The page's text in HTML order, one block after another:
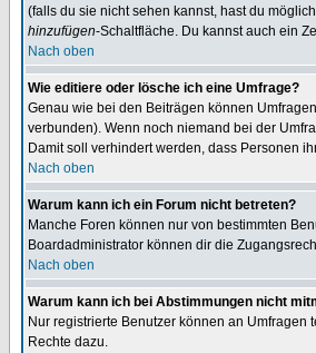
(falls du sie nicht sehen kannst, hast du
hinzufügen-Schaltfläche. Du kannst auch ein
Nach oben
Wie editiere oder lösche ich eine Umfrage?
Genau wie bei den Beiträgen können
verbunden). Wenn noch niemand bei der
Damit soll verhindert werden, dass Personen
Nach oben
Warum kann ich ein Forum nicht betreten?
Manche Foren können nur von bestimmten
Boardadministrator können dir die
Nach oben
Warum kann ich bei Abstimmungen nicht
Nur registrierte Benutzer können an
Rechte dazu.